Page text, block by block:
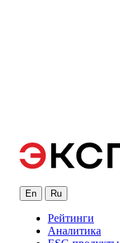
En Ru
Рейтинги
Аналитика